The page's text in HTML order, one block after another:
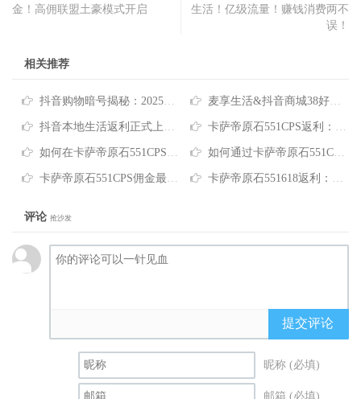
金！高佣联盟土豪模式开启
生活！亿级流量！赚钱消费两不
误！
相关推荐
抖音购物暗号揭秘：2025年用这三个技巧+返利神器，低价漏洞价一网打尽！ 麦享生活&抖音商城38好物节：一件立减不用凑 单品价格直降15%，还有订单返现！
抖音本地生活返利正式上线麦享生活！亿级流量！赚钱消费两不误！ 卡萨帝原石551CPS返利：如何智慧购买高端冰箱省下数千元
如何在卡萨帝原石551CPS推广平台获取超值购物优惠 如何通过卡萨帝原石551CPS推广信息省下千元购机款
卡萨帝原石551CPS佣金最高怎么选？这样买更划算 卡萨帝原石551618返利：选购高端冰箱这样买更省钱
评论 抢沙发
提交评论
昵称 (必填)
邮箱 (必填)